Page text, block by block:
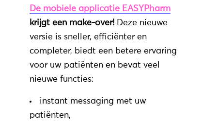
De mobiele applicatie EASYPharm
krijgt een make-over! Deze nieuwe
versie is sneller, efficiënter en
completer, biedt een betere ervaring
voor uw patiënten en bevat veel
nieuwe functies:
instant messaging met uw
patiënten,